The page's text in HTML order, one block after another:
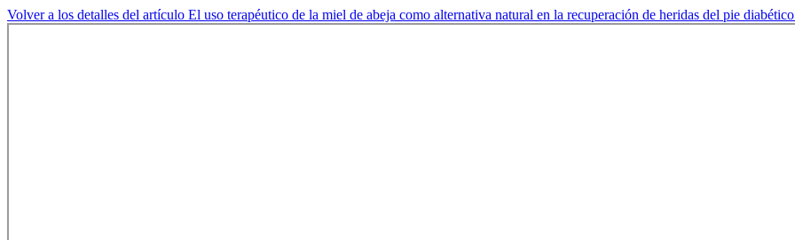
Volver a los detalles del artículo El uso terapéutico de la miel de abeja como alternativa natural en la recuperación de heridas del pie diabético